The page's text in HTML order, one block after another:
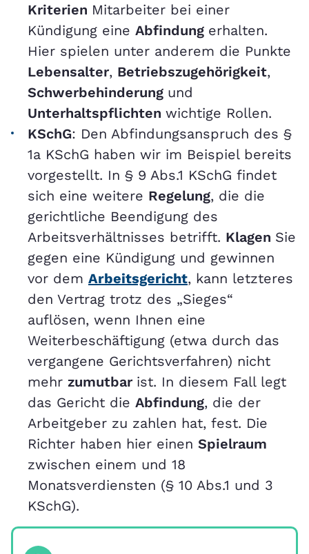
Kriterien Mitarbeiter bei einer
Kündigung eine Abfindung erhalten.
Hier spielen unter anderem die Punkte
Lebensalter, Betriebszugehörigkeit,
Schwerbehinderung und
Unterhaltspflichten wichtige Rollen.
KSchG: Den Abfindungsanspruch des §
1a KSchG haben wir im Beispiel bereits
vorgestellt. In § 9 Abs.1 KSchG findet
sich eine weitere Regelung, die die
gerichtliche Beendigung des
Arbeitsverhältnisses betrifft. Klagen Sie
gegen eine Kündigung und gewinnen
vor dem Arbeitsgericht, kann letzteres
den Vertrag trotz des „Sieges“
auflösen, wenn Ihnen eine
Weiterbeschäftigung (etwa durch das
vergangene Gerichtsverfahren) nicht
mehr zumutbar ist. In diesem Fall legt
das Gericht die Abfindung, die der
Arbeitgeber zu zahlen hat, fest. Die
Richter haben hier einen Spielraum
zwischen einem und 18
Monatsverdiensten (§ 10 Abs.1 und 3
KSchG).